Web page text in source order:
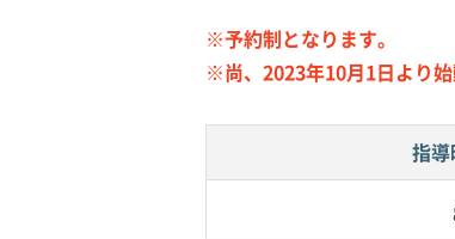
※予約制となります。
※尚、2023年10月1日より始
指導